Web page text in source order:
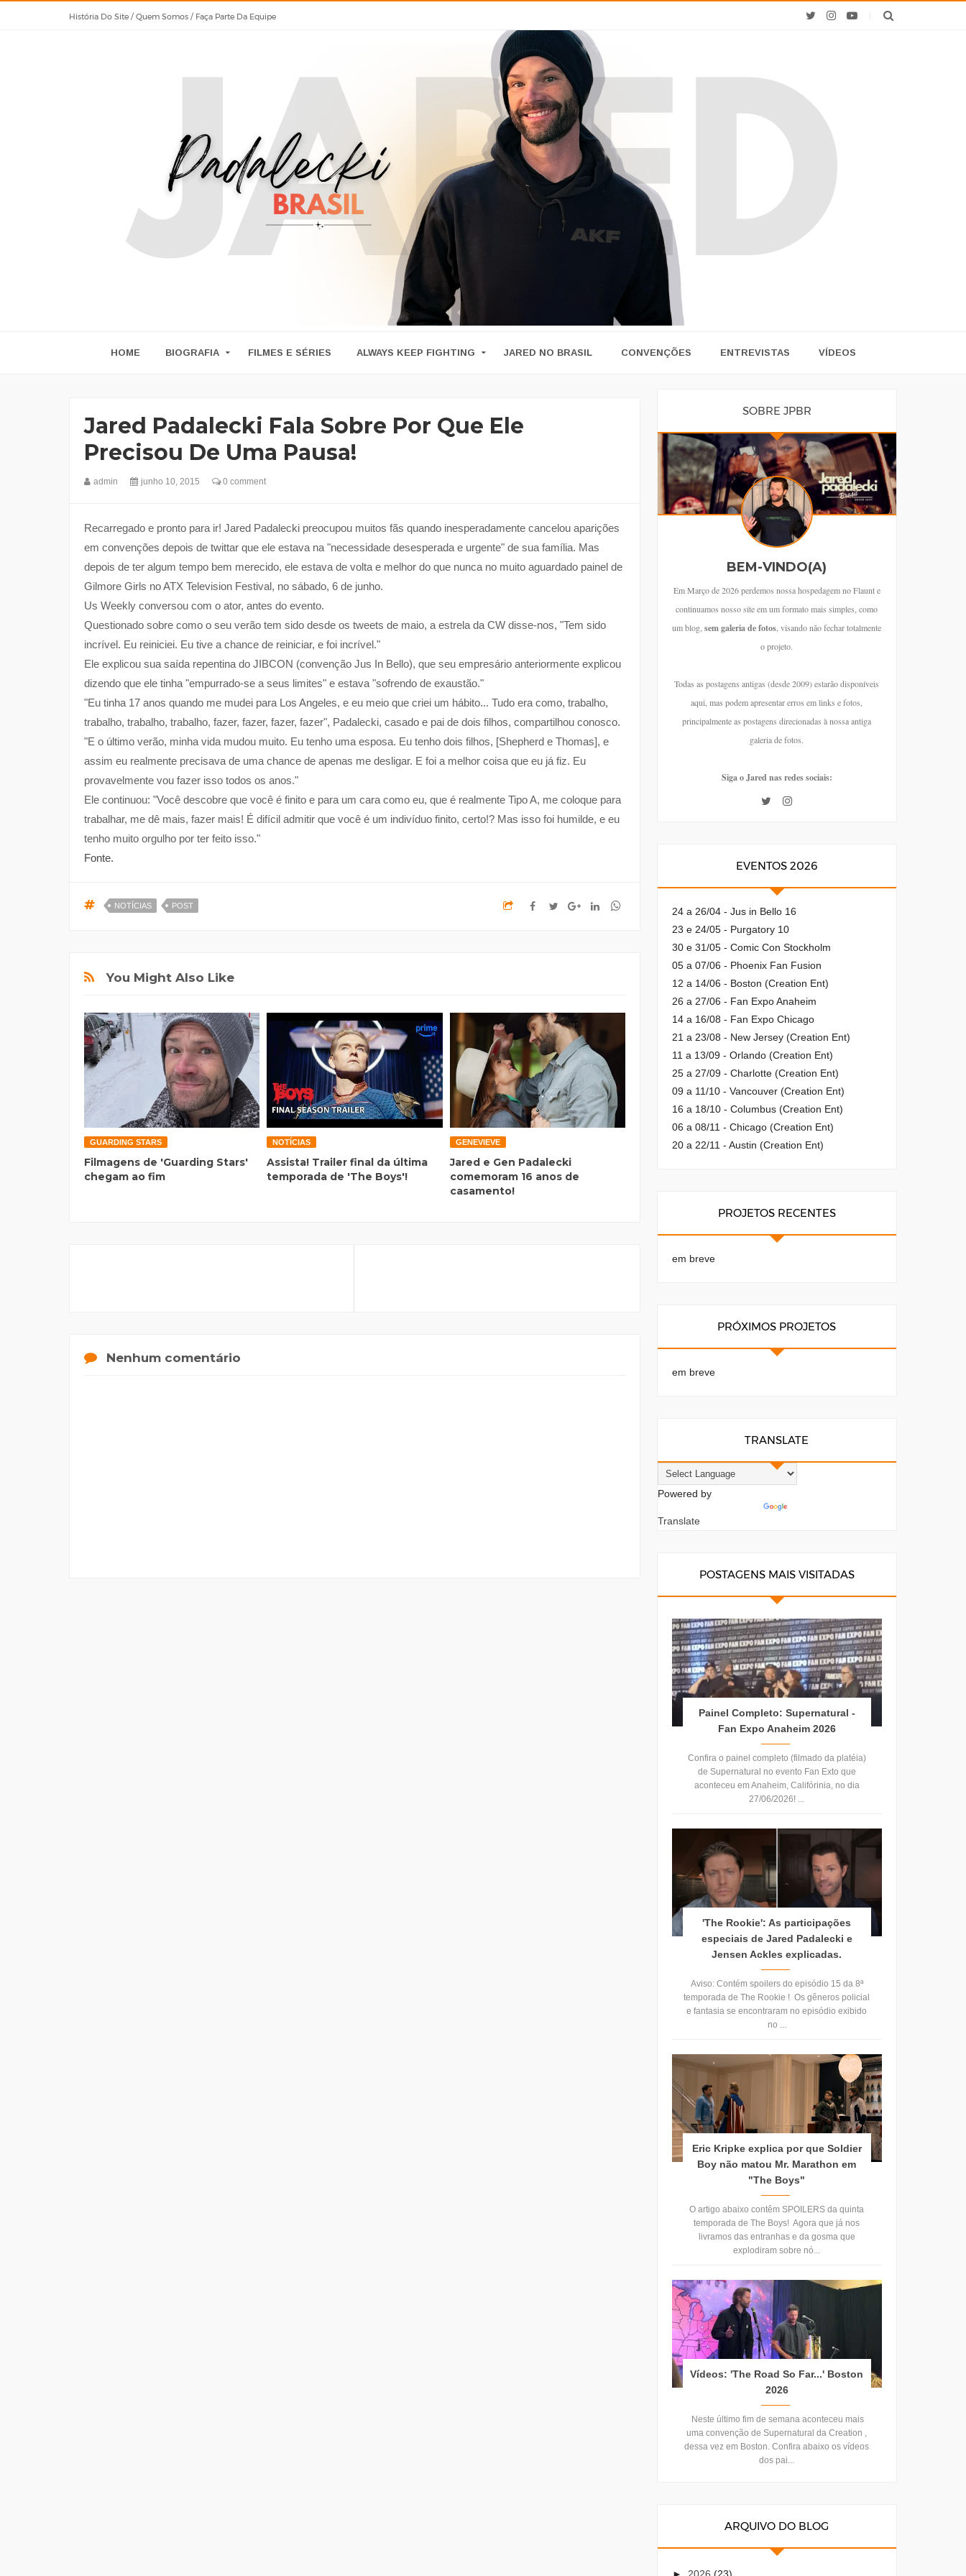
História Do Site / Quem Somos / Faça Parte Da Equipe
HOME BIOGRAFIA FILMES E SÉRIES ALWAYS KEEP FIGHTING JARED NO BRASIL CONVENÇÕES ENTREVISTAS VÍDEOS
Jared Padalecki Fala Sobre Por Que Ele
Precisou De Uma Pausa!
admin junho 10, 2015 0 comment
Recarregado e pronto para ir! Jared Padalecki preocupou muitos fãs quando inesperadamente cancelou aparições
em convenções depois de twittar que ele estava na "necessidade desesperada e urgente" de sua família. Mas
depois de ter algum tempo bem merecido, ele estava de volta e melhor do que nunca no muito aguardado painel de
Gilmore Girls no ATX Television Festival, no sábado, 6 de junho.
Us Weekly conversou com o ator, antes do evento.
Questionado sobre como o seu verão tem sido desde os tweets de maio, a estrela da CW disse-nos, "Tem sido
incrível. Eu reiniciei. Eu tive a chance de reiniciar, e foi incrível."
Ele explicou sua saída repentina do JIBCON (convenção Jus In Bello), que seu empresário anteriormente explicou
dizendo que ele tinha "empurrado-se a seus limites" e estava "sofrendo de exaustão."
"Eu tinha 17 anos quando me mudei para Los Angeles, e eu meio que criei um hábito... Tudo era como, trabalho,
trabalho, trabalho, trabalho, fazer, fazer, fazer, fazer", Padalecki, casado e pai de dois filhos, compartilhou conosco.
"E o último verão, minha vida mudou muito. Eu tenho uma esposa. Eu tenho dois filhos, [Shepherd e Thomas], e
assim eu realmente precisava de uma chance de apenas me desligar. E foi a melhor coisa que eu já fiz. Eu
provavelmente vou fazer isso todos os anos."
Ele continuou: "Você descobre que você é finito e para um cara como eu, que é realmente Tipo A, me coloque para
trabalhar, me dê mais, fazer mais! É difícil admitir que você é um indivíduo finito, certo!? Mas isso foi humilde, e eu
tenho muito orgulho por ter feito isso."
Fonte.
NOTÍCIAS POST
You Might Also Like
GUARDING STARS
Filmagens de 'Guarding Stars'
chegam ao fim
NOTÍCIAS
Assista! Trailer final da última
temporada de 'The Boys'!
GENEVIEVE
Jared e Gen Padalecki
comemoram 16 anos de
casamento!
Nenhum comentário
SOBRE JPBR
BEM-VINDO(A)
Em Março de 2026 perdemos nossa hospedagem no Flaunt e
continuamos nosso site em um formato mais simples, como
um blog,sem galeria de fotos, visando não fechar totalmente
o projeto.
Todas as postagens antigas (desde 2009) estarão disponíveis
aqui, mas podem apresentar erros em links e fotos,
principalmente as postagens direcionadas à nossa antiga
galeria de fotos.
Siga o Jared nas redes sociais:
EVENTOS 2026
24 a 26/04 - Jus in Bello 16
23 e 24/05 - Purgatory 10
30 e 31/05 - Comic Con Stockholm
05 a 07/06 - Phoenix Fan Fusion
12 a 14/06 - Boston (Creation Ent)
26 a 27/06 - Fan Expo Anaheim
14 a 16/08 - Fan Expo Chicago
21 a 23/08 - New Jersey (Creation Ent)
11 a 13/09 - Orlando (Creation Ent)
25 a 27/09 - Charlotte (Creation Ent)
09 a 11/10 - Vancouver (Creation Ent)
16 a 18/10 - Columbus (Creation Ent)
06 a 08/11 - Chicago (Creation Ent)
20 a 22/11 - Austin (Creation Ent)
PROJETOS RECENTES
em breve
PRÓXIMOS PROJETOS
em breve
TRANSLATE
Powered by
Translate
POSTAGENS MAIS VISITADAS
Painel Completo: Supernatural -
Fan Expo Anaheim 2026
Confira o painel completo (filmado da platéia)
de Supernatural no evento Fan Exto que
aconteceu em Anaheim, Califórinia, no dia
27/06/2026! ...
'The Rookie': As participações
especiais de Jared Padalecki e
Jensen Ackles explicadas.
Aviso: Contém spoilers do episódio 15 da 8ª
temporada de The Rookie ! Os gêneros policial
e fantasia se encontraram no episódio exibido
no ...
Eric Kripke explica por que Soldier
Boy não matou Mr. Marathon em
"The Boys"
O artigo abaixo contêm SPOILERS da quinta
temporada de The Boys! Agora que já nos
livramos das entranhas e da gosma que
explodiram sobre nó...
Vídeos: 'The Road So Far...' Boston
2026
Neste último fim de semana aconteceu mais
uma convenção de Supernatural da Creation ,
dessa vez em Boston. Confira abaixo os vídeos
dos pai...
ARQUIVO DO BLOG
► 2026 (23)